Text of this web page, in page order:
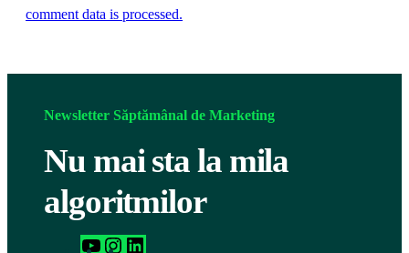
comment data is processed.
Newsletter Săptămânal de Marketing
Nu mai sta la mila
algoritmilor
h